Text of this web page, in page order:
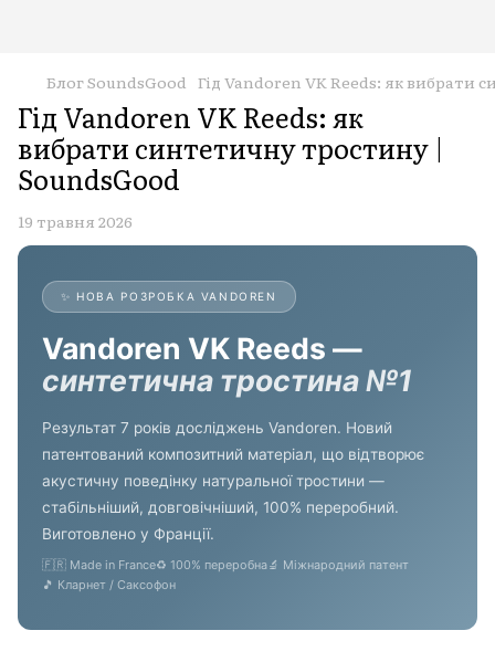
Блог SoundsGood Гід Vandoren VK Reeds: як вибрати
Гід Vandoren VK Reeds: як
вибрати синтетичну тростину |
SoundsGood
19 травня 2026
✨ НОВА РОЗРОБКА VANDOREN
Vandoren VK Reeds —
синтетична тростина №1
Результат 7 років досліджень Vandoren. Новий
патентований композитний матеріал, що відтворює
акустичну поведінку натуральної тростини —
стабільніший, довговічніший, 100% переробний.
Виготовлено у Франції.
🇫🇷 Made in France♻️ 100% переробна🔬 Міжнародний патент
🎵 Кларнет / Саксофон